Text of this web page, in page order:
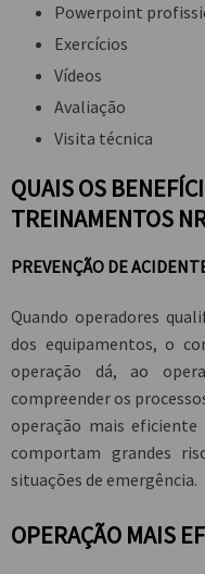
Powerpoint
Exercícios
Vídeos
Avaliação
Visita técnica
QUAIS OS BENEFÍCIOS DE REALIZAR OS
TREINAMENTOS
PREVENÇÃO DE
Quando operadores
dos equipamentos, o
operação dá, ao
compreender os
operação mais eficiente
comportam grandes
situações de emergência.
OPERAÇÃO MAIS